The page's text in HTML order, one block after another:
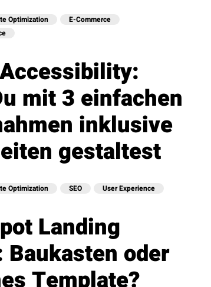
Optimization
E-Commerce
mit 3 einfachen
inklusive
gestaltest
Optimization SEO User Experience
Landing
Baukasten oder
Template?